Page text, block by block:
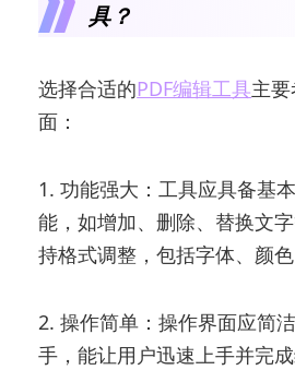
具？
选择合适的PDF编辑工具主
面：
1. 功能强大：工具应具备基
能，如增加、删除、替换文
持格式调整，包括字体、颜色
2. 操作简单：操作界面应简
手，能让用户迅速上手并完成